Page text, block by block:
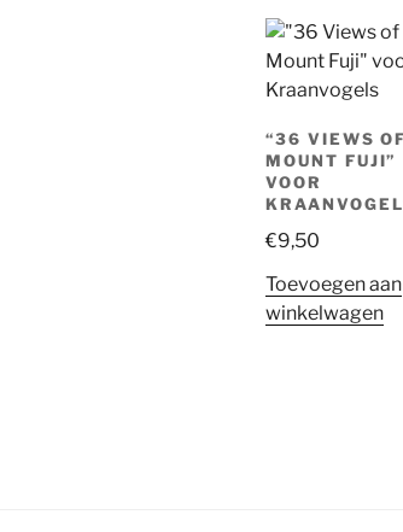
“36 VIEWS OF
MOUNT FUJI”
VOOR
€9,50
Toevoegen aan
winkelwagen